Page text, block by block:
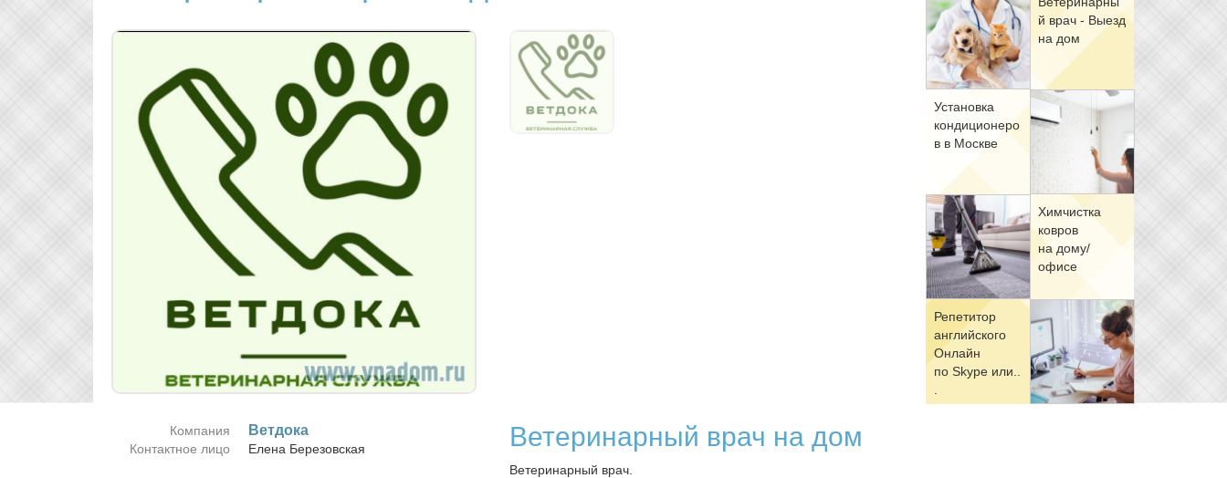
й врач - Вы­езд
на дом
Уста­нов­ка
кон­ди­ци­о­не­ро
в в Москве
Хим­чист­ка
ков­ров
на до­му/
офи­се
Ре­пе­ти­тор
ан­глий­ско­го
Он­лайн
по Skype или..
Ветеринарный врач на дом
Ветеринарный врач.
Компания Вет­до­ка
Контактное лицо Еле­на Бе­ре­зов­ская